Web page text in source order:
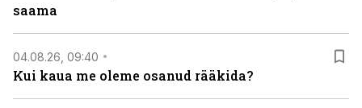
saama
04.08.26, 09:40
Kui kaua me oleme osanud rääkida?